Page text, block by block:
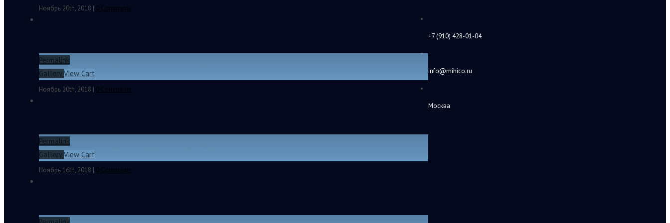
Ноябрь 20th, 2018 | 0 Comments
Permalink
GalleryView Cart
Евгений Михайленко. По поводу недавнего хайпа вокруг околоядерных штучек.
Ноябрь 20th, 2018 | 0 Comments
Permalink
GalleryView Cart
Евгений Михайленко. Вот эта хрень и есть Ваш бренд.
Ноябрь 16th, 2018 | 0 Comments
+7 (910) 428-01-04
info@mihico.ru
Москва